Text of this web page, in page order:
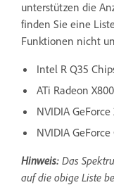
unterstützen die
finden Sie eine
Funktionen nicht
Intel R Q35
ATi Radeon
NVIDIA GeForce
NVIDIA GeForce
Hinweis: Das
auf die obige Liste